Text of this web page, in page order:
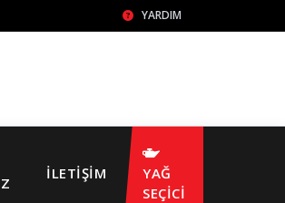
YARDIM
İLETIŞIM
YAĞ
SEÇİCİ